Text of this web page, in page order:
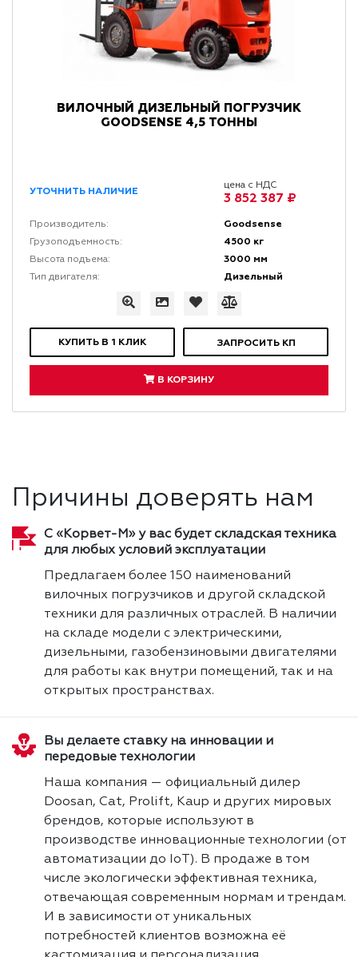
ВИЛОЧНЫЙ ДИЗЕЛЬНЫЙ ПОГРУЗЧИК
GOODSENSE 4,5 ТОННЫ
УТОЧНИТЬ НАЛИЧИЕ
цена с НДС
3 852 387 ₽
Производитель: Goodsense
Грузоподъемность: 4500 кг
Высота подъема: 3000 мм
Тип двигателя: Дизельный
КУПИТЬ В 1 КЛИК ЗАПРОСИТЬ КП
В КОРЗИНУ
Причины доверять нам
С «Корвет-М» у вас будет складская техника
для любых условий эксплуатации
Предлагаем более 150 наименований
вилочных погрузчиков и другой складской
техники для различных отраслей. В наличии
на складе модели с электрическими,
дизельными, газобензиновыми двигателями
для работы как внутри помещений, так и на
открытых пространствах.
Вы делаете ставку на инновации и
передовые технологии
Наша компания — официальный дилер
Doosan, Cat, Prolift, Kaup и других мировых
брендов, которые используют в
производстве инновационные технологии (от
автоматизации до IoT). В продаже в том
числе экологически эффективная техника,
отвечающая современным нормам и трендам.
И в зависимости от уникальных
потребностей клиентов возможна её